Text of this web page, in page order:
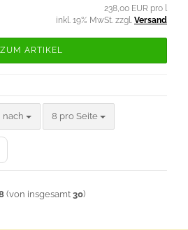
238,00 EUR pro l
inkl. 19% MwSt. zzgl. Versand
ZUM ARTIKEL
nach
nach 8 pro Seite
pro Seite
(von insgesamt 30)